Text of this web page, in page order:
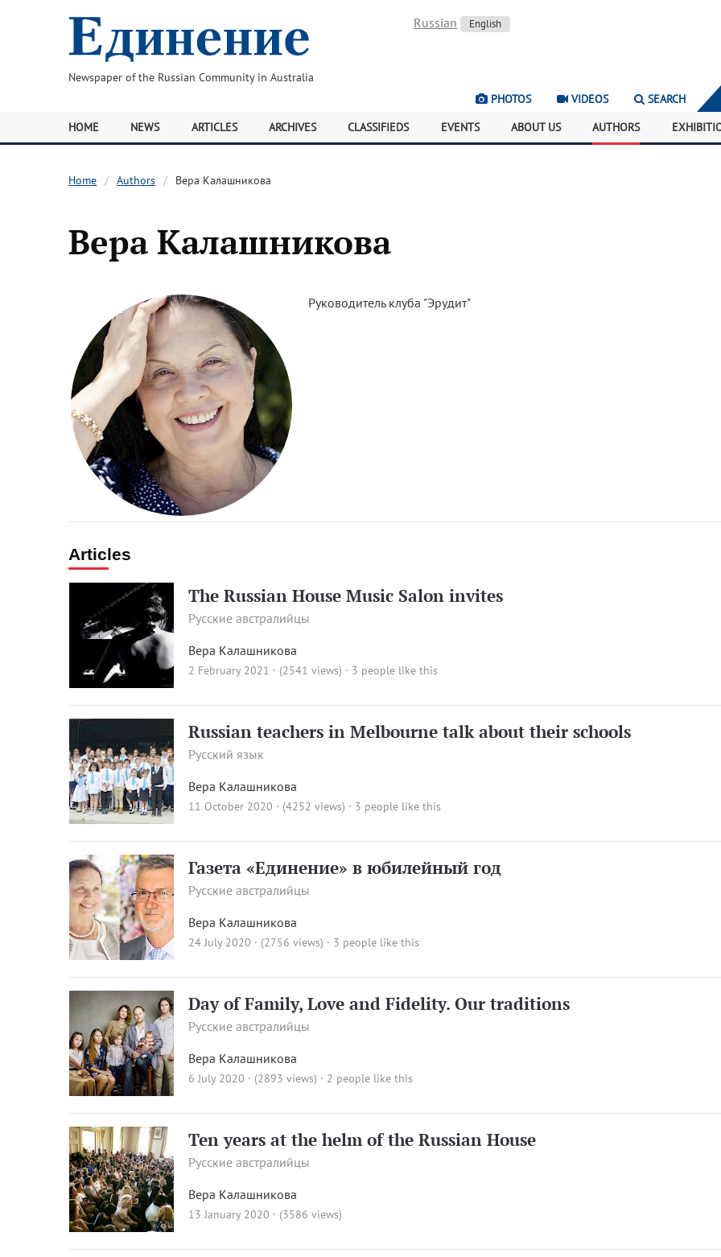
Newspaper of the Russian Community in Australia
Russian English
PHOTOS VIDEOS
SEARCH
HOME
NEWS ARTICLES ARCHIVES CLASSIFIEDS EVENTS ABOUT US AUTHORS
Home Authors Вера Калашникова
Вера Калашникова
Руководитель клуба "Эрудит"
Articles
The Russian House Music Salon invites
Русские австралийцы
Вера Калашникова
2 February 2021 · (2541 views) · 3 people like this
Russian teachers in Melbourne talk about their schools
Русский язык
Вера Калашникова
11 October 2020 · (4252 views) · 3 people like this
Газета «Единение» в юбилейный год
Русские австралийцы
Вера Калашникова
24 July 2020 · (2756 views) · 3 people like this
Day of Family, Love and Fidelity. Our traditions
Русские австралийцы
Вера Калашникова
6 July 2020 · (2893 views) · 2 people like this
Ten years at the helm of the Russian House
Русские австралийцы
Вера Калашникова
13 January 2020 · (3586 views)